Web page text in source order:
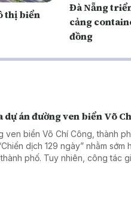
thị biển
Đà Nẵng
cảng
đồng
án đường ven biển Võ
ven biển Võ Chí Công, thành
dịch 129 ngày” nhằm sớm
phố. Tuy nhiên, công tác